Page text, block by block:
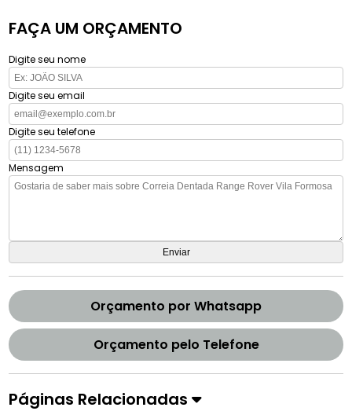
FAÇA UM ORÇAMENTO
Digite seu nome
Digite seu email
Digite seu telefone
Mensagem
Orçamento por Whatsapp
Orçamento pelo Telefone
Páginas Relacionadas